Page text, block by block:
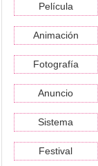
Película
Animación
Fotografía
Anuncio
Sistema
Festival